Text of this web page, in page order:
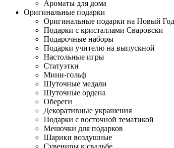
Ароматы для дома
Оригинальные подарки
Оригинальные подарки на Новый Год
Подарки с кристаллами Сваровски
Подарочные наборы
Подарки учителю на выпускной
Настольные игры
Статуэтки
Мини-гольф
Шуточные медали
Шуточные ордена
Обереги
Декоративные украшения
Подарки с восточной тематикой
Мешочки для подарков
Шарики воздушные
Сувениры к свадьбе